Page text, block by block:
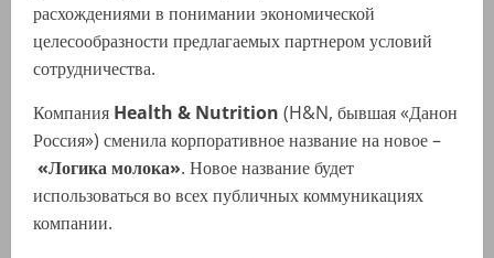
расхождениями в понимании экономической
целесообразности предлагаемых партнером условий
сотрудничества.
Компания Health & Nutrition (H&N, бывшая «Данон
Россия») сменила корпоративное название на новое –
«Логика молока». Новое название будет
использоваться во всех публичных коммуникациях
компании.